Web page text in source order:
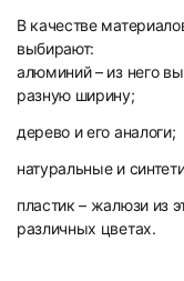
В качестве
выбирают:
алюминий – из него
разную ширину;
дерево и его аналоги;
натуральные и
пластик – жалюзи из
различных цветах.